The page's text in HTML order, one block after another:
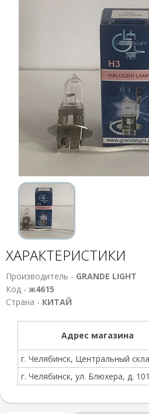
ХАРАКТЕРИСТИКИ
Производитель - GRANDE LIGHT
Код - ж4615
Страна - КИТАЙ
Адрес магазина
г. Челябинск, Центральный
г. Челябинск, ул. Блюхера, д. 101